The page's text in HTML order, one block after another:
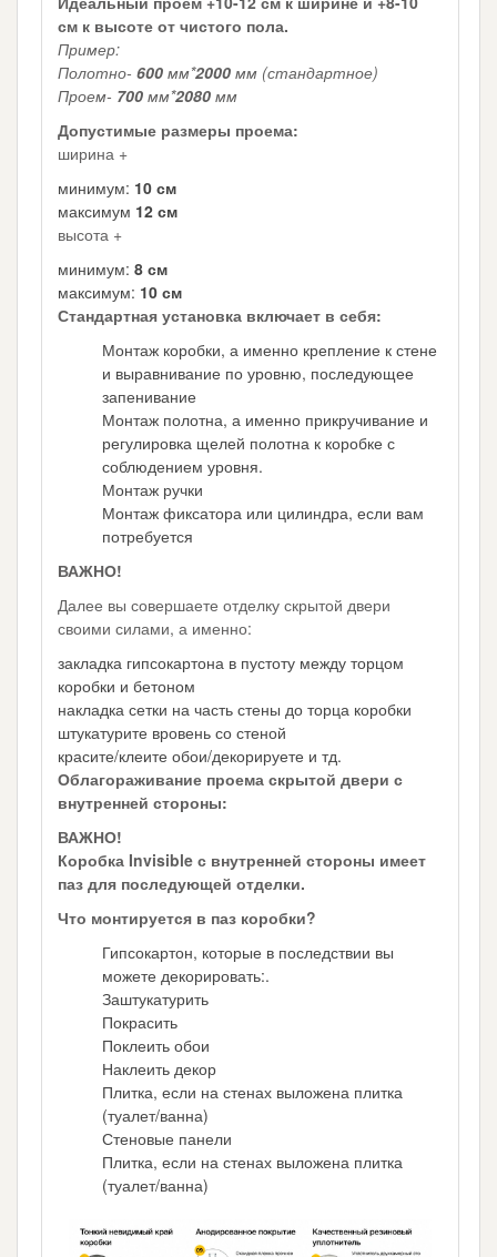
см к высоте от чистого пола.
Пример:
Полотно-600 мм*2000 мм (стандартное)
Проем- 700 мм*2080 мм
Допустимые размеры проема:
ширина +
минимум: 10 см
максимум 12 см
высота +
минимум:8 см
максимум: 10 см
Стандартная установка включает в себя:
Монтаж коробки, а именно крепление к стене
и выравнивание по уровню, последующее
запенивание
Монтаж полотна, а именно прикручивание и
регулировка щелей полотна к коробке с
соблюдением уровня.
Монтаж ручки
Монтаж фиксатора или цилиндра, если вам
потребуется
ВАЖНО!
Далее вы совершаете отделку скрытой двери
своими силами, а именно:
закладка гипсокартона в пустоту между торцом
коробки и бетоном
накладка сетки на часть стены до торца коробки
штукатурите вровень со стеной
красите/клеите обои/декорируете и тд.
Облагораживание проема скрытой двери с
внутренней стороны:
ВАЖНО!
Коробка Invisible с внутренней стороны имеет
паз для последующей отделки.
Что монтируется в паз коробки?
Гипсокартон, которые в последствии вы
можете декорировать:.
Заштукатурить
Покрасить
Поклеить обои
Наклеить декор
Плитка, если на стенах выложена плитка
(туалет/ванна)
Стеновые панели
Плитка, если на стенах выложена плитка
(туалет/ванна)